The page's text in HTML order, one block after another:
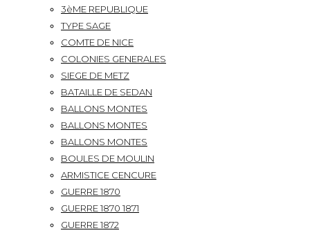
3èME REPUBLIQUE
TYPE SAGE
COMTE DE NICE
COLONIES GENERALES
SIEGE DE METZ
BATAILLE DE SEDAN
BALLONS MONTES
BALLONS MONTES
BALLONS MONTES
BOULES DE MOULIN
ARMISTICE CENCURE
GUERRE 1870
GUERRE 1870 1871
GUERRE 1872